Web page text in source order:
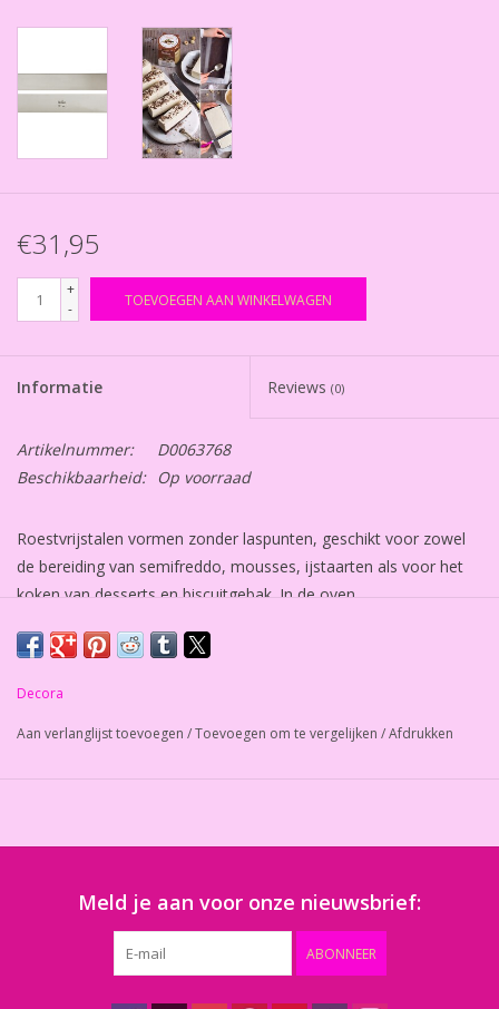
€31,95
+
-
TOEVOEGEN AAN WINKELWAGEN
Informatie Reviews (0)
Artikelnummer:
D0063768
Beschikbaarheid:
Op voorraad
Roestvrijstalen vormen zonder laspunten, geschikt voor zowel
de bereiding van semifreddo, mousses, ijstaarten als voor het
koken van desserts en biscuitgebak. In de oven
kunnen ook worden gebruikt als pastasnijder door druk uit te
Decora
Aan verlanglijst toevoegen /Toevoegen om te vergelijken /Afdrukken
Meld je aan voor onze nieuwsbrief:
ABONNEER